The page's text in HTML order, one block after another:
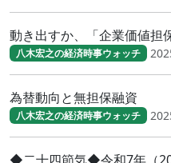
動き出すか、「企業価値担
八木宏之の経済時事ウォッチ
為替動向と無担保融資
八木宏之の経済時事ウォッチ